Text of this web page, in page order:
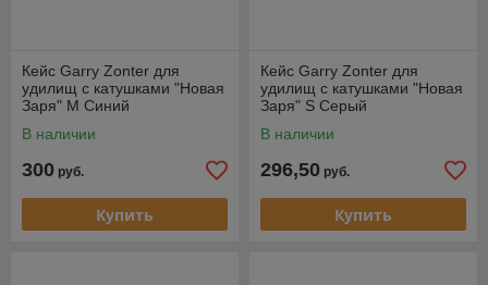
Кейс Garry Zonter для
удилищ с катушками "Новая
Заря" M Синий
В наличии
300 руб.
Купить
Кейс Garry Zonter для
удилищ с катушками "Новая
Заря" S Серый
В наличии
296,50 руб.
Купить